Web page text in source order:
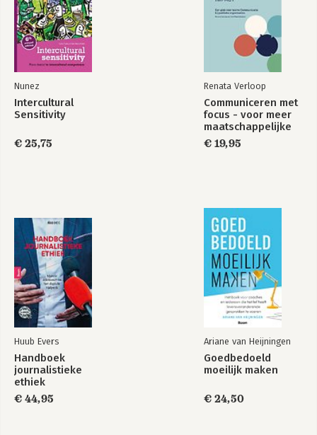
Nunez
Intercultural
Sensitivity
€ 25,75
Renata Verloop
Communiceren met
focus - voor meer
maatschappelijke
impact
€ 19,95
Huub Evers
Handboek
journalistieke
ethiek
€ 44,95
Ariane van Heijningen
Goedbedoeld
moeilijk maken
€ 24,50